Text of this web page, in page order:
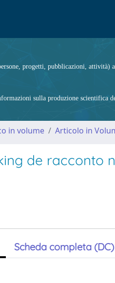
progetti, pubblicazioni, attività)
sulla produzione
in volume Articolo in
de racconto
Scheda completa (DC)